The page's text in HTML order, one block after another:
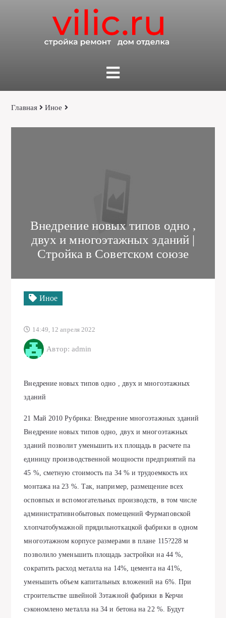
Главная Иное
Внедрение новых типов одно ,
двух и многоэтажных зданий |
Стройка в Советском союзе
Иное
14:49, 12 апреля 2022
Автор: admin
Внедрение новых типов одно , двух и многоэтажных
зданий
21 Май 2010 Рубрика: Внедрение многоэтажных зданий
Внедрение новых типов одно, двух и многоэтажных
зданий позволит уменьшить их площадь в расчете па
единицу производственной мощности предприятий па
45 %, сметную стоимость па 34 % и трудоемкость их
монтажа на 23 %. Так, например, размещение всех
осповпых и вспомогательных производств, в том числе
административнобытовых помещений Фурмаповской
хлопчатобумажной прядильноткацкой фабрики в одном
многоэтажном корпусе размерами в плане 115?228 м
позволило уменьшить площадь застройки на 44 %,
сократить расход металла на 14%, цемента на 41%,
уменьшить объем капитальных вложений на 6%. При
строительстве швейной 3этажной фабрики в Керчи
сэкономлено металла на 34 и бетона на 22 %. Будут